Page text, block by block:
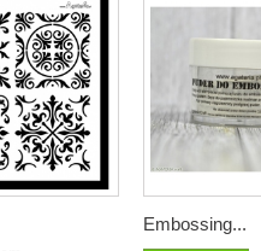
Embossing...